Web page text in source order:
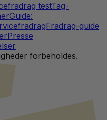
testTag-
Guide:
Fradrag-guide
Presse
forbeholdes.